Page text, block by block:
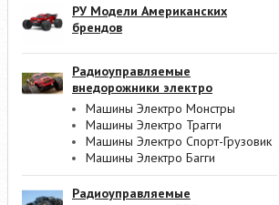
РУ Модели Американских
брендов
Радиоуправляемые
внедорожники электро
Машины Электро Монстры
Машины Электро Трагги
Машины Электро Спорт-Грузовик
Машины Электро Багги
Радиоуправляемые